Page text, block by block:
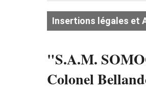
Insertions légales et
"S.A.M.
Colonel